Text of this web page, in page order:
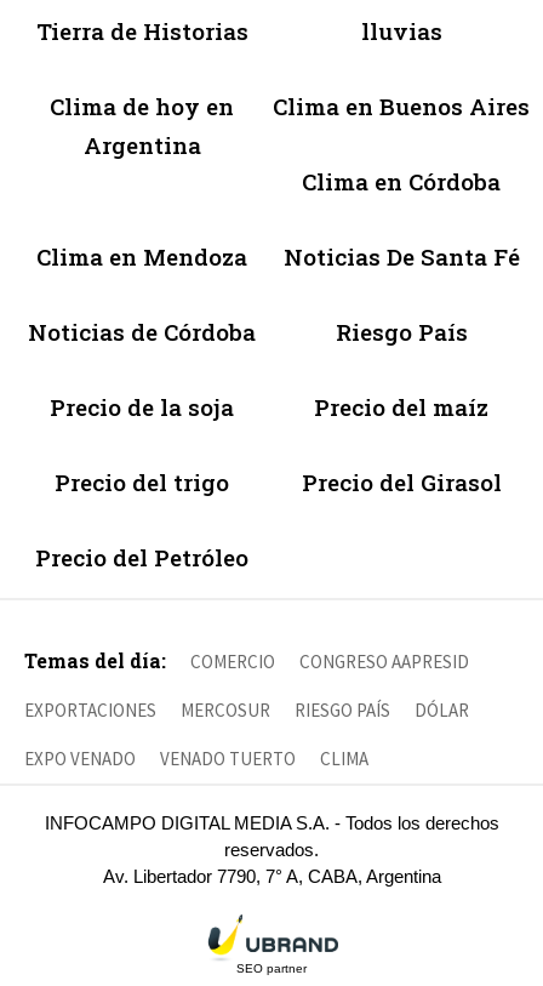
Tierra de Historias lluvias
Clima de hoy en
Argentina
Clima en Buenos Aires
Clima en Córdoba
Clima en Mendoza Noticias De Santa Fé
Noticias de Córdoba Riesgo País
Precio de la soja Precio del maíz
Precio del trigo Precio del Girasol
Precio del Petróleo
Temas del día: COMERCIO CONGRESO AAPRESID
EXPORTACIONES MERCOSUR RIESGO PAÍS DÓLAR
EXPO VENADO VENADO TUERTO CLIMA
INFOCAMPO DIGITAL MEDIA S.A. - Todos los derechos
reservados.
Av. Libertador 7790, 7° A, CABA, Argentina
SEO partner